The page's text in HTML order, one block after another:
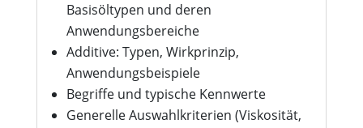
Basisöltypen und deren
Anwendungsbereiche
Additive: Typen, Wirkprinzip,
Anwendungsbeispiele
Begriffe und typische Kennwerte
Generelle Auswahlkriterien (Viskosität,